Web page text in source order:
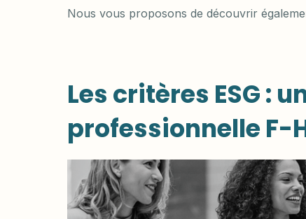
Nous vous proposons de découvrir
Les critères ESG :
professionnelle F-